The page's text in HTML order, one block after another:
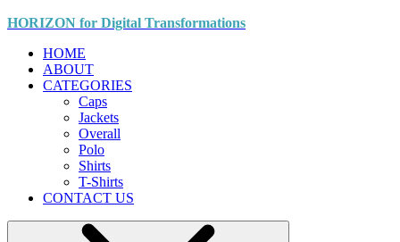
HORIZON for Digital Transformations
HOME
ABOUT
CATEGORIES
Caps
Jackets
Overall
Polo
Shirts
T-Shirts
CONTACT US